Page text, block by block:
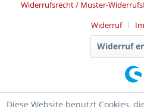
Widerrufsrecht / Muster-
Widerruf
Widerruf
Diese Website benutzt Cookies,